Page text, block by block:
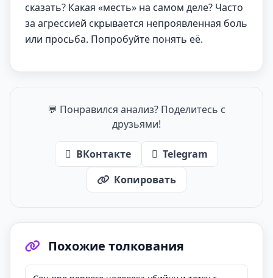
сказать? Какая «месть» на самом деле? Часто
за агрессией скрывается непроявленная боль
или просьба. Попробуйте понять её.
💬 Понравился анализ? Поделитесь с
друзьями!
ВКонтакте
Telegram
Копировать
Похожие толкования